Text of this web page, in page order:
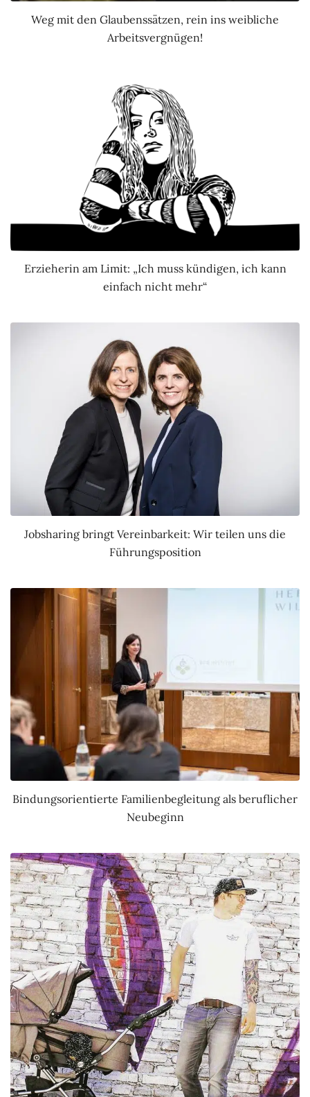
Weg mit den Glaubenssätzen, rein ins weibliche
Arbeitsvergnügen!
Erzieherin am Limit: „Ich muss kündigen, ich kann
einfach nicht mehr“
Jobsharing bringt Vereinbarkeit: Wir teilen uns die
Führungsposition
Bindungsorientierte Familienbegleitung als beruflicher
Neubeginn